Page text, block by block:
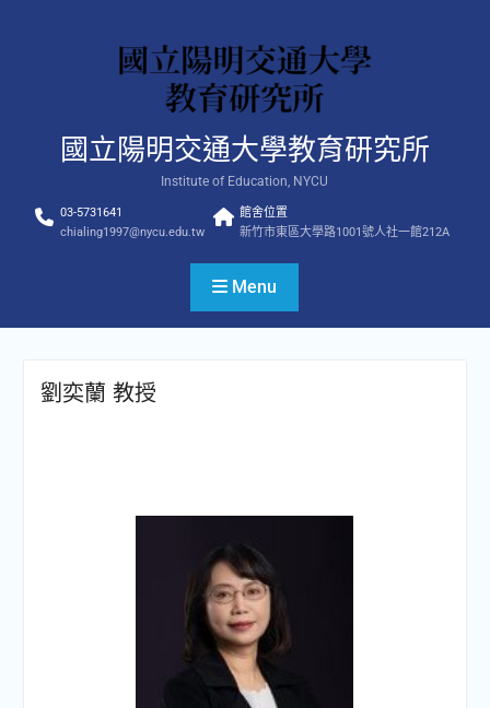
國立陽明交通大學教育研究所
Institute of Education, NYCU
03-5731641
chialing1997@nycu.edu.tw
館舍位置
新竹市東區大學路1001號人社一館212A
Menu
劉奕蘭 教授